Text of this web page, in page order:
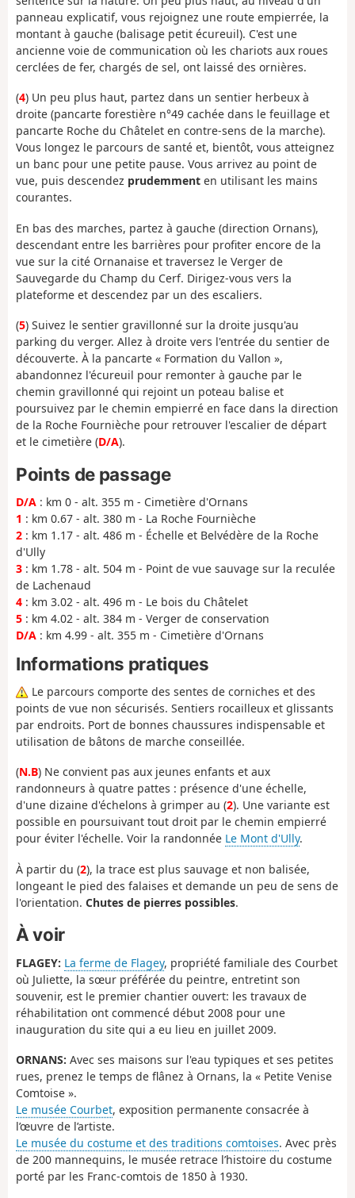
panneau explicatif, vous rejoignez une route empierrée, la
montant à gauche (balisage petit écureuil). C'est une
ancienne voie de communication où les chariots aux roues
cerclées de fer, chargés de sel, ont laissé des ornières.
(4) Un peu plus haut, partez dans un sentier herbeux à
droite (pancarte forestière n°49 cachée dans le feuillage et
pancarte Roche du Châtelet en contre-sens de la marche).
Vous longez le parcours de santé et, bientôt, vous atteignez
un banc pour une petite pause. Vous arrivez au point de
vue, puis descendez prudemment en utilisant les mains
courantes.
En bas des marches, partez à gauche (direction Ornans),
descendant entre les barrières pour profiter encore de la
vue sur la cité Ornanaise et traversez le Verger de
Sauvegarde du Champ du Cerf. Dirigez-vous vers la
plateforme et descendez par un des escaliers.
(5) Suivez le sentier gravillonné sur la droite jusqu'au
parking du verger. Allez à droite vers l'entrée du sentier de
découverte. À la pancarte « Formation du Vallon »,
abandonnez l'écureuil pour remonter à gauche par le
chemin gravillonné qui rejoint un poteau balise et
poursuivez par le chemin empierré en face dans la direction
de la Roche Fournièche pour retrouver l'escalier de départ
et le cimetière (D/A).
Points de passage
D/A : km 0 - alt. 355 m - Cimetière d'Ornans
1 : km 0.67 - alt. 380 m - La Roche Fournièche
2 : km 1.17 - alt. 486 m - Échelle et Belvédère de la Roche
d'Ully
3 : km 1.78 - alt. 504 m - Point de vue sauvage sur la reculée
de Lachenaud
4 : km 3.02 - alt. 496 m - Le bois du Châtelet
5 : km 4.02 - alt. 384 m - Verger de conservation
D/A : km 4.99 - alt. 355 m - Cimetière d'Ornans
Informations pratiques
Le parcours comporte des sentes de corniches et des
points de vue non sécurisés. Sentiers rocailleux et glissants
par endroits. Port de bonnes chaussures indispensable et
utilisation de bâtons de marche conseillée.
(N.B) Ne convient pas aux jeunes enfants et aux
randonneurs à quatre pattes : présence d'une échelle,
d'une dizaine d'échelons à grimper au (2). Une variante est
possible en poursuivant tout droit par le chemin empierré
pour éviter l'échelle. Voir la randonnée Le Mont d'Ully.
À partir du (2), la trace est plus sauvage et non balisée,
longeant le pied des falaises et demande un peu de sens de
l'orientation. Chutes de pierres possibles.
À voir
FLAGEY: La ferme de Flagey, propriété familiale des Courbet
où Juliette, la sœur préférée du peintre, entretint son
souvenir, est le premier chantier ouvert: les travaux de
réhabilitation ont commencé début 2008 pour une
inauguration du site qui a eu lieu en juillet 2009.
ORNANS: Avec ses maisons sur l'eau typiques et ses petites
rues, prenez le temps de flânez à Ornans, la « Petite Venise
Comtoise ».
Le musée Courbet, exposition permanente consacrée à
l’œuvre de l’artiste.
Le musée du costume et des traditions comtoises. Avec près
de 200 mannequins, le musée retrace l’histoire du costume
porté par les Franc-comtois de 1850 à 1930.